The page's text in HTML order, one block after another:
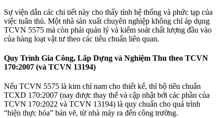
Sự viện dẫn các chi tiết này cho thấy tính hệ thống và phức tạp của
việc tuân thủ. Một nhà sản xuất chuyên nghiệp không chỉ áp dụng
TCVN 5575 mà còn phải quản lý và kiểm soát chất lượng đầu vào
của hàng loạt vật tư theo các tiêu chuẩn liên quan.
Quy Trình Gia Công, Lắp Dựng và Nghiệm Thu theo TCVN
170:2007 (và TCVN 13194)
Nếu TCVN 5575 là kim chỉ nam cho thiết kế, thì bộ tiêu chuẩn
TCXD 170:2007 (nay được thay thế và cập nhật bởi các phần của
TCVN 170:2022 và TCVN 13194) là quy chuẩn cho quá trình
“hiện thực hóa” bản vẽ, từ nhà máy ra đến công trường.